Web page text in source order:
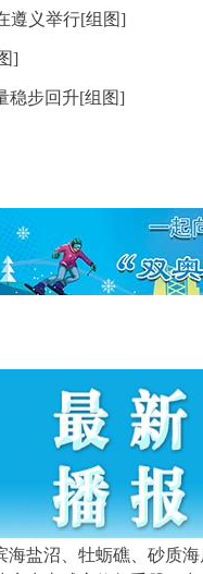
遵义举行[组图]
]
稳步回升[组图]